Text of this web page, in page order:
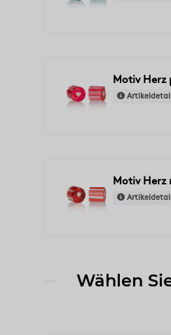
Motiv Herz
Motiv Herz
Wählen